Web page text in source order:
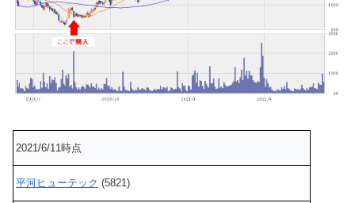
2021/6/11時点
平河ヒューテック (5821)